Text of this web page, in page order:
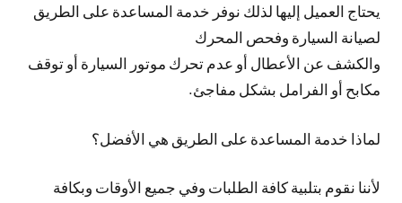
يحتاج العميل إليها لذلك نوفر خدمة المساعدة على الطريق
لصيانة السيارة وفحص المحرك
والكشف عن الأعطال أو عدم تحرك موتور السيارة أو توقف
مكابح أو الفرامل بشكل مفاجئ.
لماذا خدمة المساعدة على الطريق هي الأفضل؟
لأننا نقوم بتلبية كافة الطلبات وفي جميع الأوقات وبكافة